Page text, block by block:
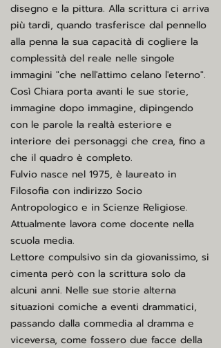
disegno e la pittura. Alla scrittura ci arriva
più tardi, quando trasferisce dal pennello
alla penna la sua capacità di cogliere la
complessità del reale nelle singole
immagini "che nell'attimo celano l'eterno".
Così Chiara porta avanti le sue storie,
immagine dopo immagine, dipingendo
con le parole la realtà esteriore e
interiore dei personaggi che crea, fino a
che il quadro è completo.
Fulvio nasce nel 1975, è laureato in
Filosofia con indirizzo Socio
Antropologico e in Scienze Religiose.
Attualmente lavora come docente nella
scuola media.
Lettore compulsivo sin da giovanissimo, si
cimenta però con la scrittura solo da
alcuni anni. Nelle sue storie alterna
situazioni comiche a eventi drammatici,
passando dalla commedia al dramma e
viceversa, come fossero due facce della